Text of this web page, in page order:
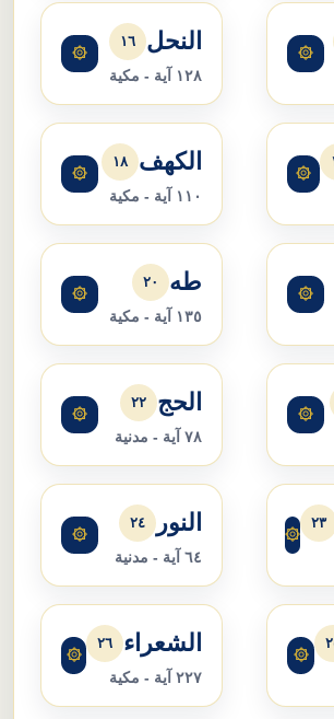
۞ النحل ١٦
١٢٨ آية - مكية
۞
۞ الكهف ١٨
١١٠ آية - مكية
۞
۞ طه ٢٠
١٣٥ آية - مكية
۞
۞ الحج ٢٢
٧٨ آية - مدنية
۞
٢٣
۞ النور ٢٤
٦٤ آية - مدنية
۞
۞ الشعراء ٢٦
٢٢٧ آية - مكية
۞